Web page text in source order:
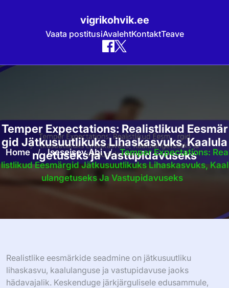
vigrikohvik.ee
Vaata postitusiAvalehtKontaktTeave
Skip
Temper Expectations: Realistlikud Eesmär
gid Jätkusuutlikuks Lihaskasvuks, Kaalula
ngetuseks ja Vastupidavuseks
Home / Iseseisev Abi / Temper Expectations: Rea
Listlikud Eesmärgid Jätkusuutlikuks Lihaskasvuks, Kaal
Ulangetuseks Ja Vastupidavuseks
Realistlike eesmärkide seadmine on jätkusuutliku
lihaskasvu, kaalulanguse ja vastupidavuse jaoks
hädavajalik. Keskenduge järkjärgulisele edusammule,